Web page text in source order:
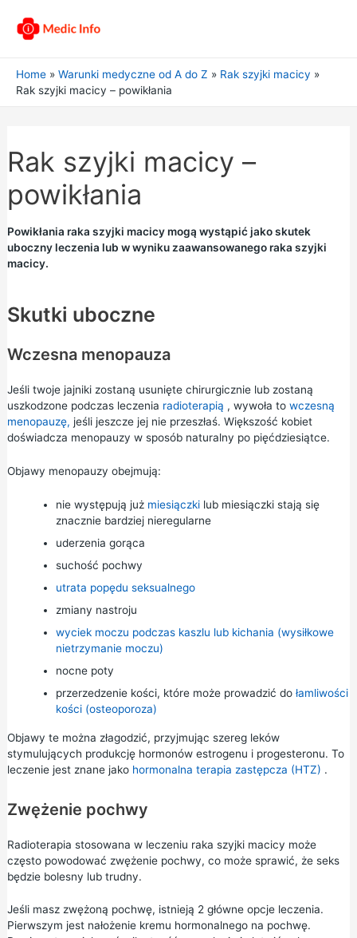
Home Warunki medyczne od A do Z
Rak szyjki macicy
Rak szyjki macicy – powikłania
Rak szyjki macicy –
powikłania
Powikłania raka szyjki macicy mogą wystąpić jako skutek
uboczny leczenia lub w wyniku zaawansowanego raka szyjki
macicy.
Skutki uboczne
Wczesna menopauza
Jeśli twoje jajniki zostaną usunięte chirurgicznie lub zostaną
uszkodzone podczas leczenia radioterapią , wywoła to wczesną
menopauzę, jeśli jeszcze jej nie przeszłaś. Większość kobiet
doświadcza menopauzy w sposób naturalny po pięćdziesiątce.
Objawy menopauzy obejmują:
nie występują już miesiączkilub miesiączki stają się
znacznie bardziej nieregularne
uderzenia gorąca
suchość pochwy
utrata popędu seksualnego
zmiany nastroju
wyciek moczu podczas kaszlu lub kichania (wysiłkowe
nietrzymanie moczu)
nocne poty
przerzedzenie kości, które może prowadzić do łamliwości
kości (osteoporoza)
Objawy te można złagodzić, przyjmując szereg leków
stymulujących produkcję hormonów estrogenu i progesteronu. To
leczenie jest znane jako hormonalna terapia zastępcza (HTZ) .
Zwężenie pochwy
Radioterapia stosowana w leczeniu raka szyjki macicy może
często powodować zwężenie pochwy, co może sprawić, że seks
będzie bolesny lub trudny.
Jeśli masz zwężoną pochwę, istnieją 2 główne opcje leczenia.
Pierwszym jest nałożenie kremu hormonalnego na pochwę.